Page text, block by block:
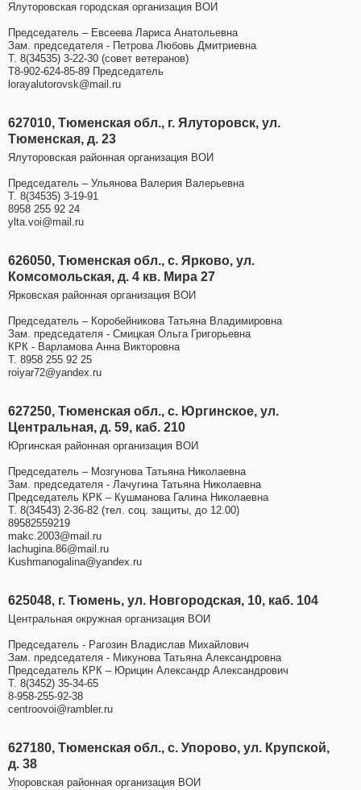
Ялуторовская городская организация ВОИ
Председатель – Евсеева Лариса Анатольевна
Зам. председателя - Петрова Любовь Дмитриевна
Т. 8(34535) 3-22-30 (совет ветеранов)
Т8-902-624-85-89 Председатель
lorayalutorovsk@mail.ru
627010, Тюменская обл., г. Ялуторовск, ул.
Тюменская, д. 23
Ялуторовская районная организация ВОИ
Председатель – Ульянова Валерия Валерьевна
Т. 8(34535) 3-19-91
8958 255 92 24
ylta.voi@mail.ru
626050, Тюменская обл., с. Ярково, ул.
Комсомольская, д. 4 кв. Мира 27
Ярковская районная организация ВОИ
Председатель – Коробейникова Татьяна Владимировна
Зам. председателя - Смицкая Ольга Григорьевна
КРК - Варламова Анна Викторовна
Т. 8958 255 92 25
roiyar72@yandex.ru
627250, Тюменская обл., с. Юргинское, ул.
Центральная, д. 59, каб. 210
Юргинская районная организация ВОИ
Председатель – Мозгунова Татьяна Николаевна
Зам. председателя - Лачугина Татьяна Николаевна
Председатель КРК – Кушманова Галина Николаевна
Т. 8(34543) 2-36-82 (тел. соц. защиты, до 12.00)
89582559219
makc.2003@mail.ru
lachugina.86@mail.ru
Kushmanogalina@yandex.ru
625048, г. Тюмень, ул. Новгородская, 10, каб. 104
Центральная окружная организация ВОИ
Председатель - Рагозин Владислав Михайлович
Зам. председателя - Микунова Татьяна Александровна
Председатель КРК – Юрицин Александр Александрович
Т. 8(3452) 35-34-65
8-958-255-92-38
centroovoi@rambler.ru
627180, Тюменская обл., с. Упорово, ул. Крупской,
д. 38
Упоровская районная организация ВОИ